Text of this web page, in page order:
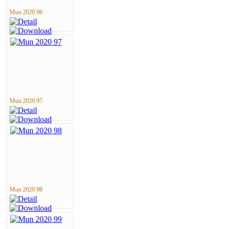
Mun 2020 96
Mun 2020 97
Mun 2020 98